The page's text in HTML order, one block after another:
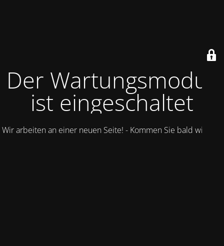
Der Wartungsmodus
ist eingeschaltet
Wir arbeiten an einer neuen Seite! - Kommen Sie bald wieder.